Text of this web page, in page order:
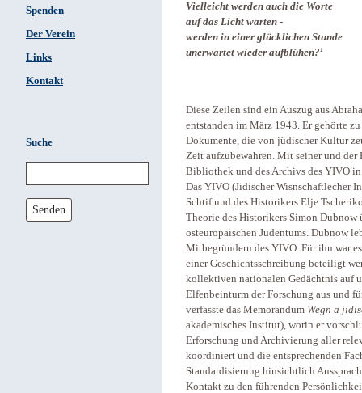
Spenden
Der Verein
Links
Kontakt
Suche
Senden
Vielleicht werden auch die Worte
auf das Licht warten -
werden in einer glücklichen Stunde
unerwartet wieder aufblühen?1
Diese Zeilen sind ein Auszug aus
entstanden im März 1943. Er gehörte
Dokumente, die von jüdischer Kultur
Zeit aufzubewahren. Mit seiner und
Bibliothek und des Archivs des YIVO
Das YIVO (Jidischer Wisnschaftlecher
Schtif und des Historikers Elje
Theorie des Historikers Simon Dubnow
osteuropäischen Judentums. Dubnow
Mitbegründern des YIVO. Für ihn war
einer Geschichtsschreibung beteiligt
kollektiven nationalen Gedächtnis auf
Elfenbeinturm der Forschung aus und
verfasste das Memorandum Wegn a
akademisches Institut), worin er
Erforschung und Archivierung aller
koordiniert und die entsprechenden
Standardisierung hinsichtlich
Kontakt zu den führenden